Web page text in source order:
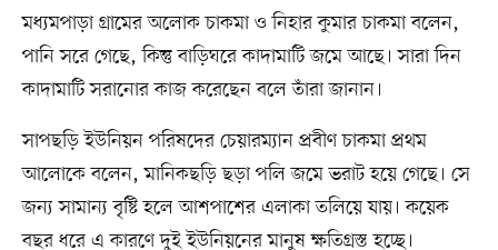
মধ্যমপাড়া গ্রামের অলোক চাকমা ও নিহার কুমার চাকমা বলেন,
পানি সরে গেছে, কিন্তু বাড়িঘরে কাদামাটি জমে আছে। সারা দিন
কাদামাটি সরানোর কাজ করেছেন বলে তাঁরা জানান।
সাপছড়ি ইউনিয়ন পরিষদের চেয়ারম্যান প্রবীণ চাকমা প্রথম
আলোকে বলেন, মানিকছড়ি ছড়া পলি জমে ভরাট হয়ে গেছে। সে
জন্য সামান্য বৃষ্টি হলে আশপাশের এলাকা তলিয়ে যায়। কয়েক
বছর ধরে এ কারণে দুই ইউনিয়নের মানুষ ক্ষতিগ্রস্ত হচ্ছে।